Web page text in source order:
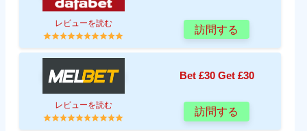
レビューを読む
訪問する
Bet £30 Get £30
レビューを読む
訪問する